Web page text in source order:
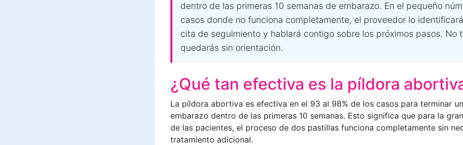
dentro de las primeras 10 semanas de embarazo. En el pequeño
casos donde no funciona completamente, el proveedor lo
cita de seguimiento y hablará contigo sobre los próximos pasos. No
quedarás sin orientación.
¿Qué tan efectiva es la píldora
La píldora abortiva es efectiva en el 93 al 98% de los casos para terminar un
embarazo dentro de las primeras 10 semanas. Esto significa que para la
de las pacientes, el proceso de dos pastillas funciona completamente sin
tratamiento adicional.